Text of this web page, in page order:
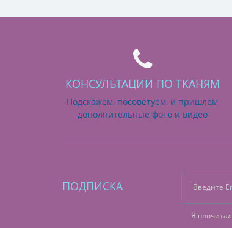
КОНСУЛЬТАЦИИ ПО ТКАНЯМ
Подскажем, посоветуем, и пришлем
дополнительные фото и видео
ПОДПИСКА
Я прочитал